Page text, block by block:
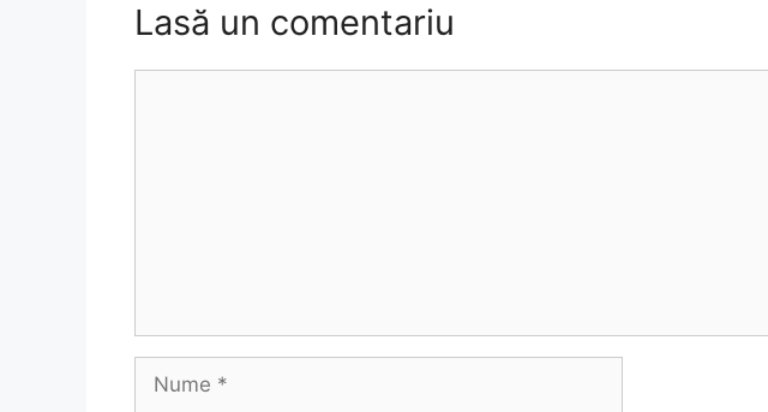
Lasă un comentariu
Nume